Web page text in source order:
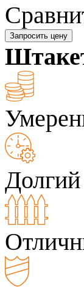
Запросить цену
Долгий